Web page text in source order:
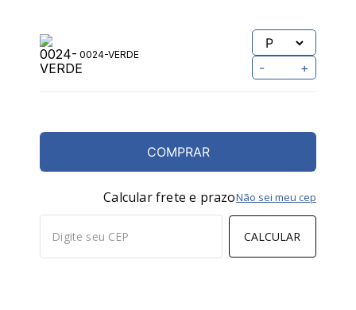
0024-VERDE
- +
COMPRAR
Calcular frete e prazo
CALCULAR
Não sei meu cep